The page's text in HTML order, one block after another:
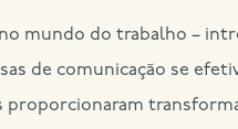
mundo do trabalho –
de comunicação se